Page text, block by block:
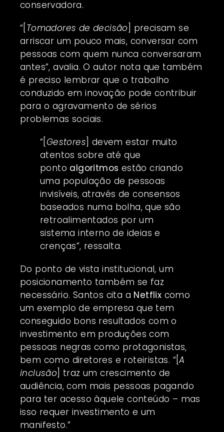
conservadora.
“[ Tomadores de decisão ] precisam se
arriscar um pouco mais, conversar com
pessoas com quem nunca conversaram
antes”, avalia. O autor nota que também
é preciso lembrar que o trabalho
conduzido em inovação pode contribuir
para o agravamento de sérios
problemas sociais.
“[ Gestores ] devem estar muito
atentos sobre até que
ponto algoritmos estão criando
uma população de pessoas
invisíveis, através de consensos
baseados numa bolha, que são
retroalimentados por um
sistema interno de ideias e
crenças”, ressalta.
Do ponto de vista institucional, um
posicionamento também se faz
necessário. Santos cita a Netflix como
um exemplo de empresa que tem
conseguido bons resultados com o
investimento em produções com
pessoas negras como protagonistas,
bem como diretores e roteiristas. “[A
inclusão ] traz um crescimento de
audiência, com mais pessoas pagando
para ter acesso àquele conteúdo – mas
isso requer investimento e um
manifesto.”